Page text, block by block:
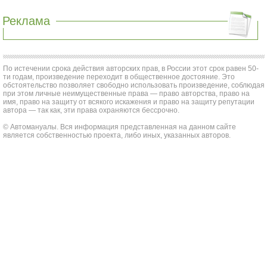
Реклама
По истечении срока действия авторских прав, в России этот срок равен 50-
ти годам, произведение переходит в общественное достояние. Это
обстоятельство позволяет свободно использовать произведение, соблюдая
при этом личные неимущественные права — право авторства, право на
имя, право на защиту от всякого искажения и право на защиту репутации
автора — так как, эти права охраняются бессрочно.
© Автомануалы. Вся информация представленная на данном сайте
является собственностью проекта, либо иных, указанных авторов.